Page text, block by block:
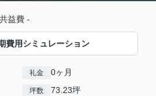
益費 -
費用シミュレーション
礼金 0ヶ月
坪数 73.23坪